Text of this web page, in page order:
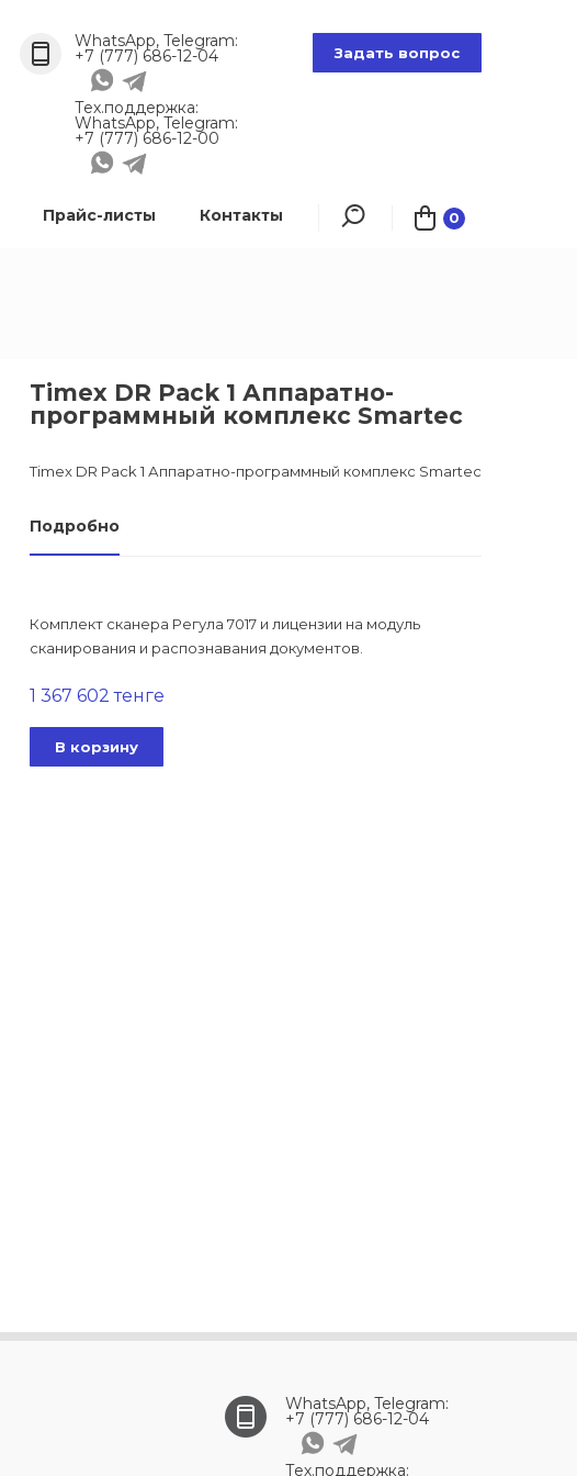
Прайс-листы Контакты 0
WhatsApp, Telegram:
+7 (777) 686-12-04
Тех.поддержка:
WhatsApp, Telegram:
+7 (777) 686-12-00
Задать вопрос
Timex DR Pack 1 Аппаратно-
программный комплекс Smartec
Timex DR Pack 1 Аппаратно-программный комплекс Smartec
Подробно
Комплект сканера Регула 7017 и лицензии на модуль
сканирования и распознавания документов.
1 367 602 тенге
В корзину
WhatsApp, Telegram:
+7 (777) 686-12-04
Тех.поддержка: